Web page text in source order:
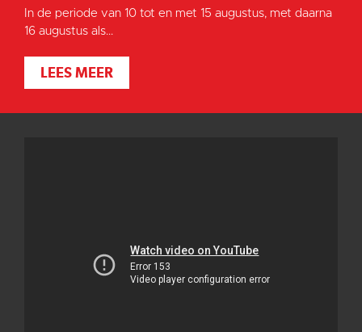
In de periode van 10 tot en met 15 augustus, met daarna
16 augustus als...
LEES MEER